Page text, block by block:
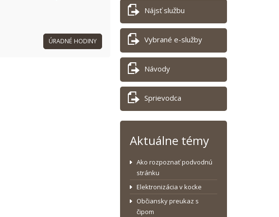
ÚRADNÉ HODINY
Nájsť službu
Vybrané e-služby
Návody
Sprievodca
Aktuálne témy
Ako rozpoznať podvodnú
stránku
Elektronizácia v kocke
Občiansky preukaz s
čipom